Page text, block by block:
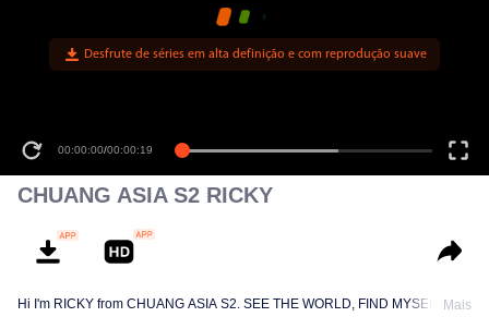
Desfrute de séries em alta definição e com reprodução suave
00:00:00/00:00:19
CHUANG ASIA S2 RICKY
Hi I'm RICKY from CHUANG ASIA S2. SEE THE WORLD, FIND MYSELF!Mais